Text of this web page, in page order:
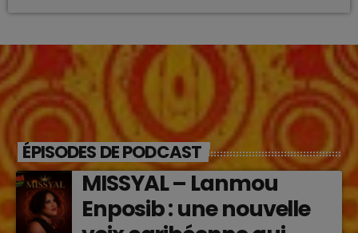
ÉPISODES DE PODCAST
MISSYAL – Lanmou
Enposib : une nouvelle